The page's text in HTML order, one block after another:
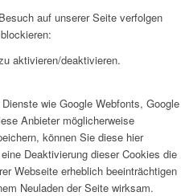
auf unserer Seite verfolgen
aktivieren/deaktivieren.
wie Google Webfonts, Google
Anbieter möglicherweise
können Sie diese hier
Deaktivierung dieser Cookies die
Webseite erheblich beeinträchtigen
Neuladen der Seite wirksam.